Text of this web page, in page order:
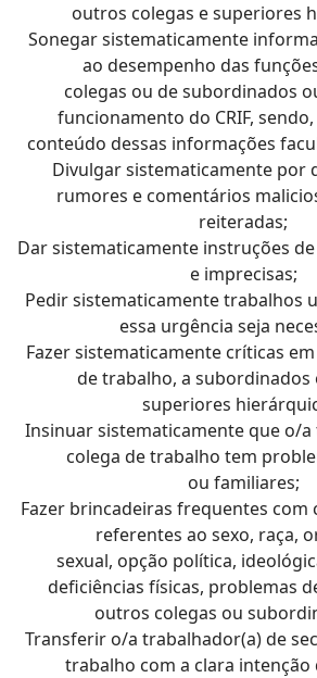
outros colegas e superiores
Sonegar sistematicamente
ao desempenho das
colegas ou de subordinados
funcionamento do CRIF,
conteúdo dessas informações
Divulgar sistematicamente por
rumores e comentários
reiteradas;
Dar sistematicamente instruções
e imprecisas;
Pedir sistematicamente trabalhos
essa urgência seja
Fazer sistematicamente críticas
de trabalho, a subordinados
superiores
Insinuar sistematicamente que o/
colega de trabalho tem
ou familiares;
Fazer brincadeiras frequentes
referentes ao sexo, raça,
sexual, opção política,
deficiências físicas, problemas
outros colegas ou
Transferir o/a trabalhador(a) de
trabalho com a clara